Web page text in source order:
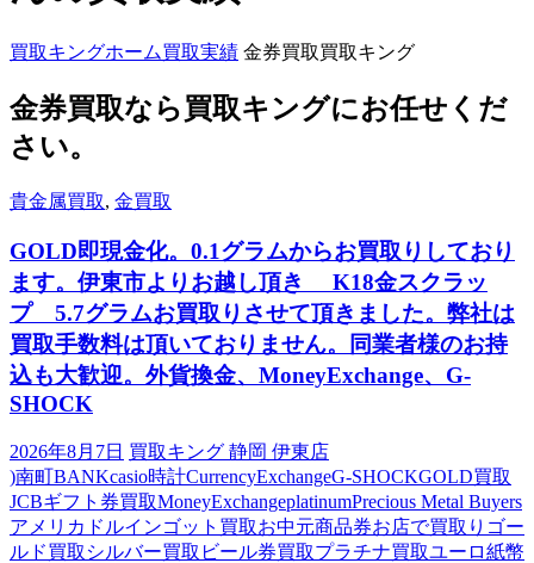
買取キングホーム買取実績 金券買取買取キング
金券買取なら買取キングにお任せくだ
さい。
貴金属買取, 金買取
GOLD即現金化。0.1グラムからお買取りしており
ます。伊東市よりお越し頂き K18金スクラッ
プ 5.7グラムお買取りさせて頂きました。弊社は
買取手数料は頂いておりません。同業者様のお持
込も大歓迎。外貨換金、MoneyExchange、G-
SHOCK
2026年8月7日 買取キング 静岡 伊東店
)南町BANKcasio時計CurrencyExchangeG-SHOCKGOLD買取
JCBギフト券買取MoneyExchangeplatinumPrecious Metal Buyers
アメリカドルインゴット買取お中元商品券お店で買取り ゴー
ルド買取 シルバー買取 ビール券買取プラチナ買取ユーロ紙幣